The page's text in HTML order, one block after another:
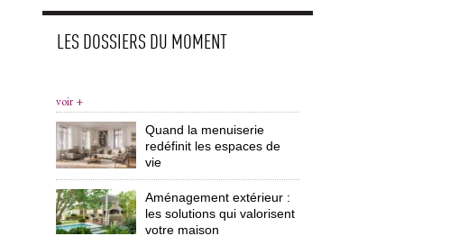
LES DOSSIERS DU MOMENT
voir +
Quand la menuiserie
redéfinit les espaces de
vie
Aménagement extérieur :
les solutions qui valorisent
votre maison